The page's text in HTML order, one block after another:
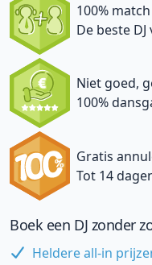
100%
De beste
Niet goed,
100%
Gratis
Tot 14
Boek een DJ zonder
Heldere all-in